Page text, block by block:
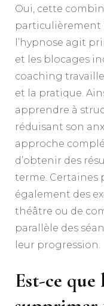
Oui, cette
particulièrement
l’hypnose agit
et les blocages
coaching
et la pratique.
apprendre à
réduisant son
approche
d’obtenir des
terme. Certaines
également des
théâtre ou de
parallèle des
leur progression.
Est-ce que